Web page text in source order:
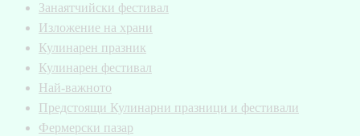
Занаятчийски фестивал
Изложение на храни
Кулинарен празник
Кулинарен фестивал
Най-важното
Предстоящи Кулинарни празници и фестивали
Фермерски пазар